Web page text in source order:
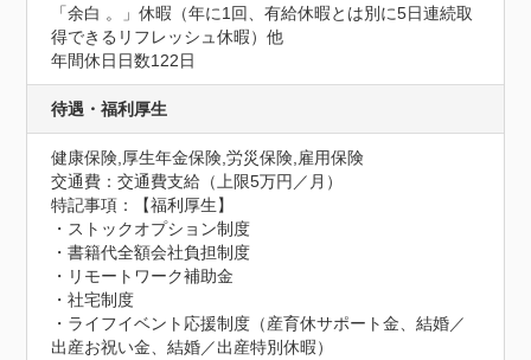
「余白 。」休暇（年に1回、有給休暇とは別に5日連続取
得できるリフレッシュ休暇）他
年間休日日数122日
待遇・福利厚生
健康保険,厚生年金保険,労災保険,雇用保険
交通費：交通費支給（上限5万円／月）
特記事項：【福利厚生】
・ストックオプション制度
・書籍代全額会社負担制度
・リモートワーク補助金
・社宅制度
・ライフイベント応援制度（産育休サポート金、結婚／
出産お祝い金、結婚／出産特別休暇）